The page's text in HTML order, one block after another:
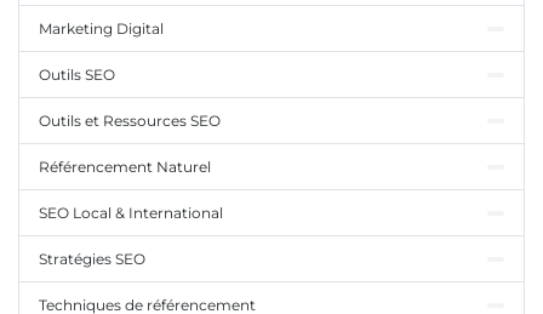
Marketing Digital
Outils SEO
Outils et Ressources SEO
Référencement Naturel
SEO Local & International
Stratégies SEO
Techniques de référencement